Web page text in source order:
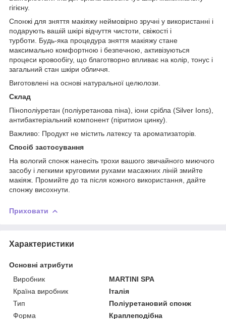
гігієну.
Спонжі для зняття макіяжу неймовірно зручні у використанні і
подарують вашій шкірі відчуття чистоти, свіжості і
турботи. Будь-яка процедура зняття макіяжу стане
максимально комфортною і безпечною, активізуються
процеси кровообігу, що благотворно впливає на колір, тонус і
загальний стан шкіри обличчя.
Виготовлені на основі натуральної целюлози.
Склад
Пінополіуретан (поліуретанова піна), іони срібла (Silver Ions),
антибактеріальний компонент (піритион цинку).
Важливо: Продукт не містить латексу та ароматизаторів.
Спосіб застосування
На вологий спонж нанесіть трохи вашого звичайного миючого
засобу і легкими круговими рухами масажних ліній змийте
макіяж. Промийте до та після кожного використання, дайте
спонжу висохнути.
Приховати
Характеристики
Основні атрибути
Виробник
MARTINI SPA
Країна виробник
Італія
Тип
Поліуретановий спонж
Форма
Краплеподібна